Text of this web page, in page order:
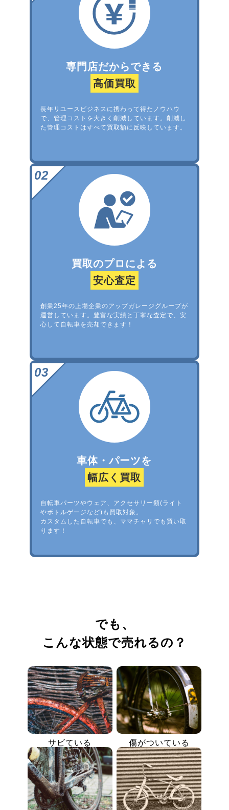
専門店だからできる
高価買取
長年リユースビジネスに携わって得たノウハウ
で、管理コストを大きく削減しています。削減し
た管理コストはすべて買取額に反映しています。
買取のプロによる
安心査定
創業25年の上場企業のアップガレージグループが
運営しています。豊富な実績と丁寧な査定で、安
心して自転車を売却できます！
車体・パーツを
幅広く買取
自転車パーツやウェア、アクセサリー類(ライト
やボトルゲージなど)も買取対象。
カスタムした自転車でも、ママチャリでも買い取
ります！
でも、
こんな状態で売れるの？
サビている 傷がついている